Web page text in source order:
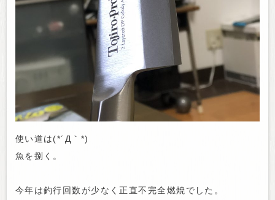
使い道は(*´Д｀*)
魚を捌く。
今年は釣行回数が少なく正直不完全燃焼でした。